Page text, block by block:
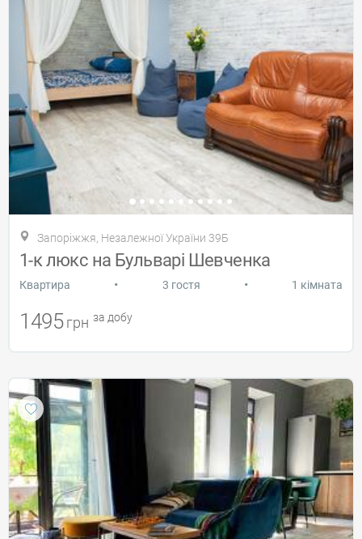
Запоріжжя, Незалежної України 39Б
1-к люкс на Бульварі Шевченка
Квартира • 3 гостя • 1 кімната
1495 грн за добу